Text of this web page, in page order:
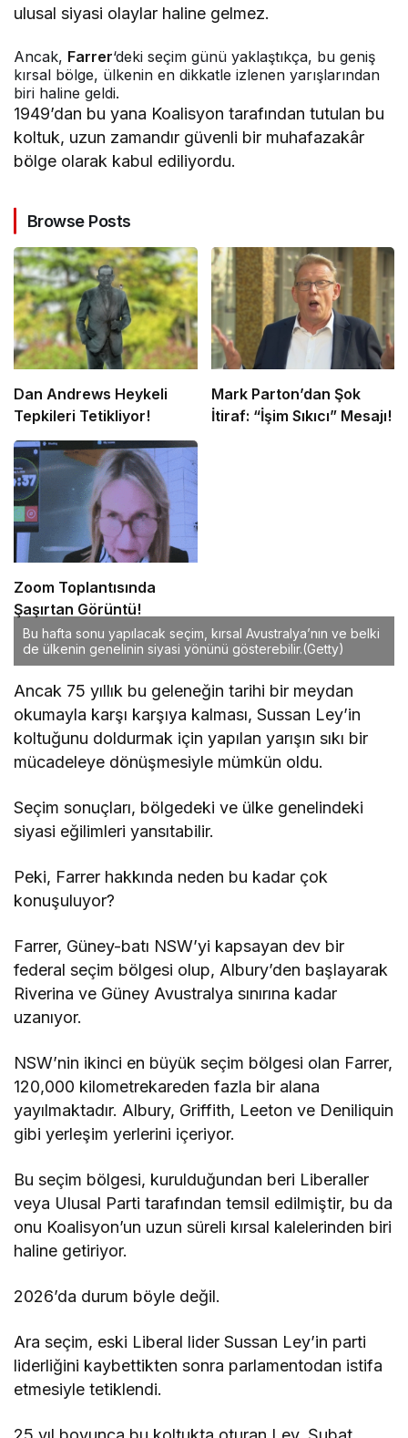
ulusal siyasi olaylar haline gelmez.
Ancak, Farrer‘deki seçim günü yaklaştıkça, bu geniş
kırsal bölge, ülkenin en dikkatle izlenen yarışlarından
biri haline geldi.
1949’dan bu yana Koalisyon tarafından tutulan bu
koltuk, uzun zamandır güvenli bir muhafazakâr
bölge olarak kabul ediliyordu.
Browse Posts
Dan Andrews Heykeli
Tepkileri Tetikliyor!
Mark Parton’dan Şok
İtiraf: “İşim Sıkıcı” Mesajı!
Zoom Toplantısında
Şaşırtan Görüntü!
Bu hafta sonu yapılacak seçim, kırsal Avustralya’nın ve belki
de ülkenin genelinin siyasi yönünü gösterebilir.(Getty)
Ancak 75 yıllık bu geleneğin tarihi bir meydan
okumayla karşı karşıya kalması, Sussan Ley’in
koltuğunu doldurmak için yapılan yarışın sıkı bir
mücadeleye dönüşmesiyle mümkün oldu.
Seçim sonuçları, bölgedeki ve ülke genelindeki
siyasi eğilimleri yansıtabilir.
Peki, Farrer hakkında neden bu kadar çok
konuşuluyor?
Farrer, Güney-batı NSW’yi kapsayan dev bir
federal seçim bölgesi olup, Albury’den başlayarak
Riverina ve Güney Avustralya sınırına kadar
uzanıyor.
NSW’nin ikinci en büyük seçim bölgesi olan Farrer,
120,000 kilometrekareden fazla bir alana
yayılmaktadır. Albury, Griffith, Leeton ve Deniliquin
gibi yerleşim yerlerini içeriyor.
Bu seçim bölgesi, kurulduğundan beri Liberaller
veya Ulusal Parti tarafından temsil edilmiştir, bu da
onu Koalisyon’un uzun süreli kırsal kalelerinden biri
haline getiriyor.
2026’da durum böyle değil.
Ara seçim, eski Liberal lider Sussan Ley’in parti
liderliğini kaybettikten sonra parlamentodan istifa
etmesiyle tetiklendi.